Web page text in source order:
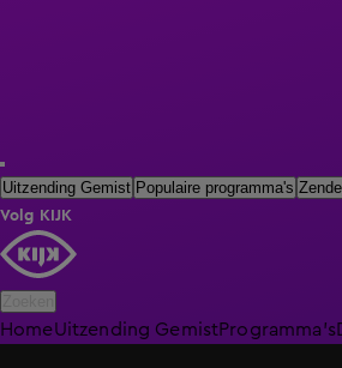
Uitzending Gemist Populaire programma's
Volg KIJK
HomeUitzending GemistProgramma's